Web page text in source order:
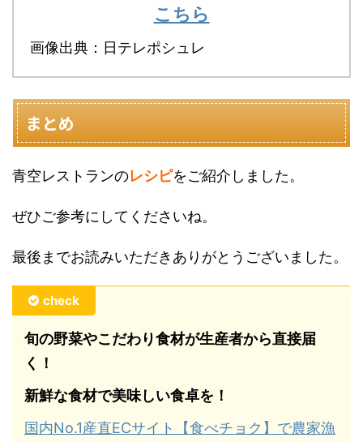
こちら
画像出典：日テレポシュレ
まとめ
青空レストランのレシピをご紹介しました。
ぜひご参考にしてくださいね。
最後までお読みいただきありがとうございました。
check
旬の野菜やこだわり食材が生産者から直接届
く！
新鮮な食材で美味しい食卓を！
国内No.1産直ECサイト【食べチョク】で農家漁